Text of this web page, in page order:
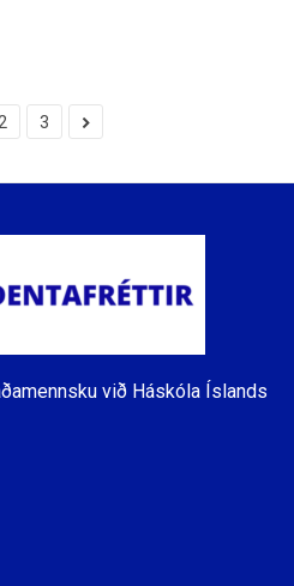
3
við Háskóla Íslands